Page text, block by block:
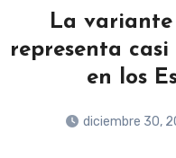
La variante
representa
en los
diciembre 30,